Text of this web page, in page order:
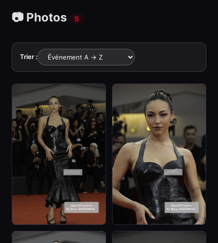
📷 Photos 5
Trier :